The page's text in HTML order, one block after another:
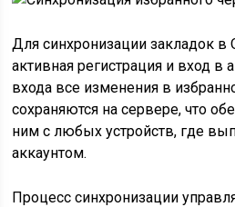
Для синхронизации закладок в
активная регистрация и вход в
входа все изменения в
сохраняются на сервере, что
ним с любых устройств, где
аккаунтом.
Процесс синхронизации